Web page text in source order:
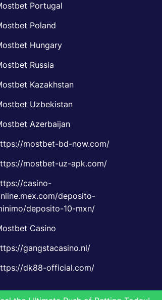
Portugal
Poland
Hungary
Russia
Kazakhstan
Uzbekistan
Azerbaijan
mostbet-bd-now.com/
mostbet-uz-apk.com/
casino-
deposito-
deposito-10-mxn/
Casino
gangstacasino.nl/
dk88-official.com/